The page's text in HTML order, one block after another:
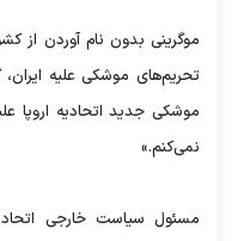
موگرینی بدون نام آوردن از
تحریم‌های موشکی علیه
موشکی جدید اتحادیه اروپا
نمی‌کنم.»
مسئول سیاست خارجی